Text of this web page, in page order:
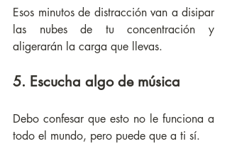
Esos minutos de distracción van a disipar
las nubes de tu concentración y
aligerarán la carga que llevas.
5. Escucha algo de música
Debo confesar que esto no le funciona a
todo el mundo, pero puede que a ti sí.